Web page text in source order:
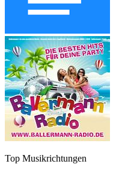
Top Musikrichtungen